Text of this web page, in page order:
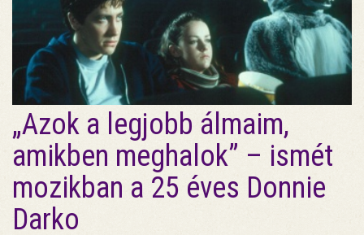
„Azok a legjobb álmaim,
amikben meghalok” – ismét
mozikban a 25 éves Donnie
Darko